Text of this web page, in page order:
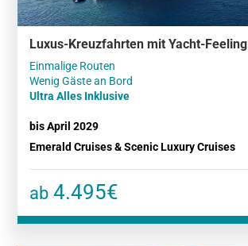
Luxus-Kreuzfahrten mit Yacht-Feeling
Einmalige Routen
Ultra Alles Inklusive
bis April 2029
Emerald Cruises & Scenic Luxury Cruises
ab 4.495€